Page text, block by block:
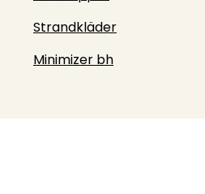
Strandkläder
Minimizer bh